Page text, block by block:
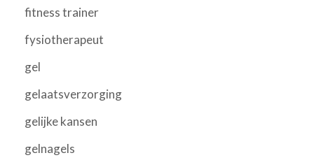
fitness trainer
fysiotherapeut
gel
gelaatsverzorging
gelijke kansen
gelnagels